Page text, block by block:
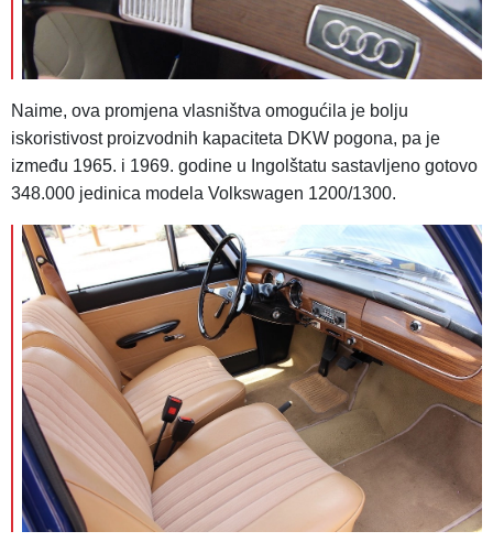
Naime, ova promjena vlasništva omogućila je bolju
iskoristivost proizvodnih kapaciteta DKW pogona, pa je
između 1965. i 1969. godine u Ingolštatu sastavljeno gotovo
348.000 jedinica modela Volkswagen 1200/1300.